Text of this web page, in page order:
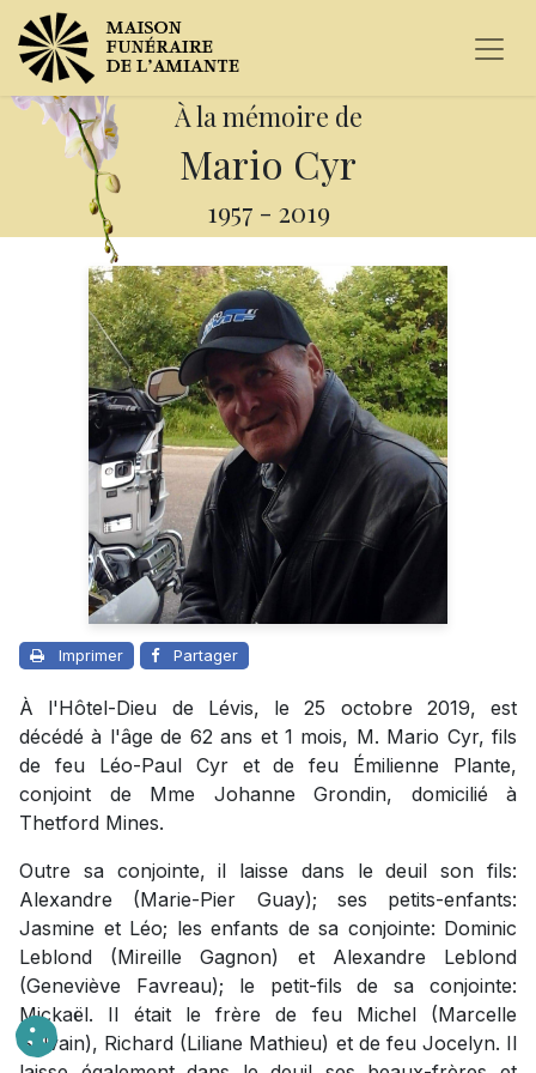
À la mémoire de
Mario Cyr
1957 - 2019
Imprimer Partager
À l'Hôtel-Dieu de Lévis, le 25 octobre 2019, est
décédé à l'âge de 62 ans et 1 mois, M. Mario Cyr, fils
de feu Léo-Paul Cyr et de feu Émilienne Plante,
conjoint de Mme Johanne Grondin, domicilié à
Thetford Mines.
Outre sa conjointe, il laisse dans le deuil son fils:
Alexandre (Marie-Pier Guay); ses petits-enfants:
Jasmine et Léo; les enfants de sa conjointe: Dominic
Leblond (Mireille Gagnon) et Alexandre Leblond
(Geneviève Favreau); le petit-fils de sa conjointe:
Mickaël. Il était le frère de feu Michel (Marcelle
Sylvain), Richard (Liliane Mathieu) et de feu Jocelyn. Il